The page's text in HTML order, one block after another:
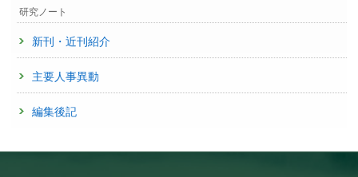
研究ノート
新刊・近刊紹介
主要人事異動
編集後記